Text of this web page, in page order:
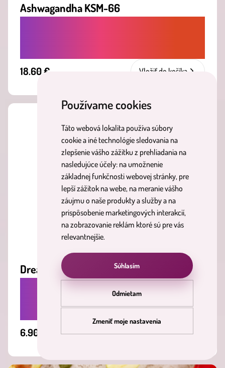
Používame cookies
Táto webová lokalita používa súbory
cookie a iné technológie sledovania na
zlepšenie vášho zážitku z prehliadania na
nasledujúce účely: na umožnenie
základnej funkčnosti webovej stránky, pre
lepší zážitok na webe, na meranie vášho
záujmu o naše produkty a služby a na
prispôsobenie marketingových interakcií,
na zobrazovanie reklám ktoré sú pre vás
relevantnejšie.
Súhlasím
Odmietam
Zmeniť moje nastavenia
Ashwagandha KSM-66
18.60 € Vložiť do košíka
Dream river
RUČNE VYROBENÁ SÓJOVÁ SVIEČKA S
UNIKÁTNOU VÔŇOU COTTON.
6.90 € Vložiť do košíka